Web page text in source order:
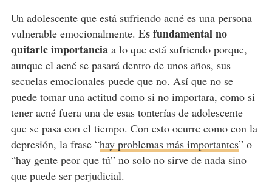
Un adolescente que está sufriendo acné es una persona
vulnerable emocionalmente. Es fundamental no
quitarle importanciaa lo que está sufriendo porque,
aunque el acné se pasará dentro de unos años, sus
secuelas emocionales puede que no. Así que no se
puede tomar una actitud como si no importara, como si
tener acné fuera una de esas tonterías de adolescente
que se pasa con el tiempo. Con esto ocurre como con la
depresión, la frase “hay problemas más importantes” o
“hay gente peor que tú” no solo no sirve de nada sino
que puede ser perjudicial.